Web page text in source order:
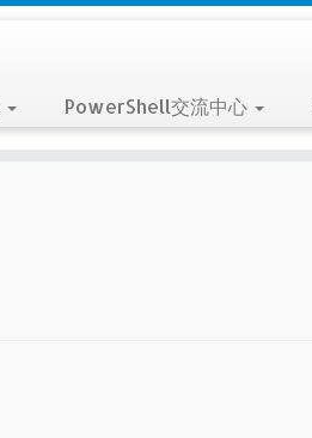
PowerShell交流中心